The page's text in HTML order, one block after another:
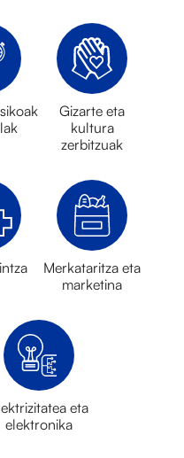
Gizarte eta
kultura
zerbitzuak
Merkataritza eta
marketina
eta
elektronika